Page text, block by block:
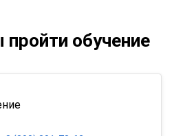
обучение